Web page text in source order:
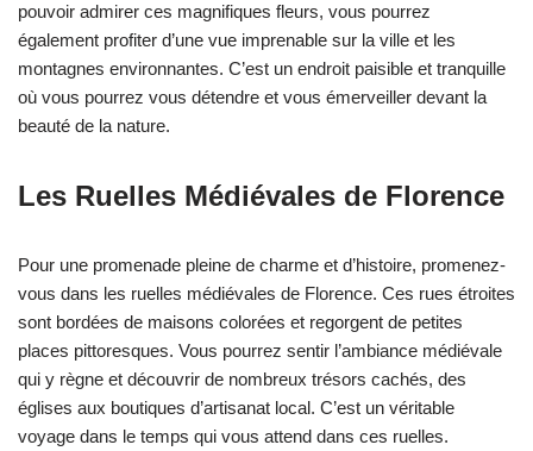
pouvoir admirer ces magnifiques fleurs, vous pourrez
également profiter d’une vue imprenable sur la ville et les
montagnes environnantes. C’est un endroit paisible et tranquille
où vous pourrez vous détendre et vous émerveiller devant la
beauté de la nature.
Les Ruelles Médiévales de Florence
Pour une promenade pleine de charme et d’histoire, promenez-
vous dans les ruelles médiévales de Florence. Ces rues étroites
sont bordées de maisons colorées et regorgent de petites
places pittoresques. Vous pourrez sentir l’ambiance médiévale
qui y règne et découvrir de nombreux trésors cachés, des
églises aux boutiques d’artisanat local. C’est un véritable
voyage dans le temps qui vous attend dans ces ruelles.